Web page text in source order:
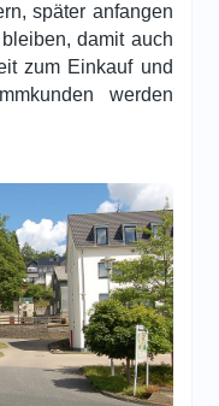
später anfangen
damit auch
zum Einkauf und
werden